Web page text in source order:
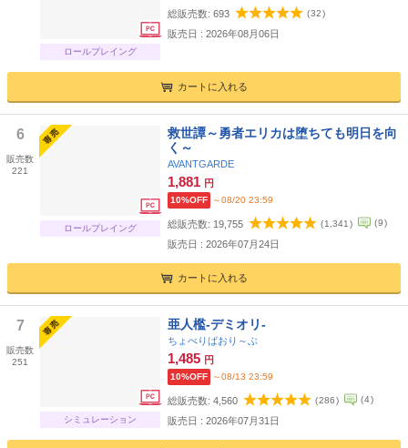
ロールプレイング
総販売数: 693 (32)
販売日 : 2026年08月06日
カートに入れる
6
販売数
221
ロールプレイング
救世譚～勇者エリカは堕ちても明日を向
く～
AVANTGARDE
1,881 円
10%OFF ～08/20 23:59
総販売数: 19,755 (1,341 ) (9)
販売日 : 2026年07月24日
カートに入れる
7
販売数
251
シミュレーション
亜人檻-デミオリ-
ちょべりばおり～ぶ
1,485 円
10%OFF ～08/13 23:59
総販売数: 4,560 (286) (4)
販売日 : 2026年07月31日